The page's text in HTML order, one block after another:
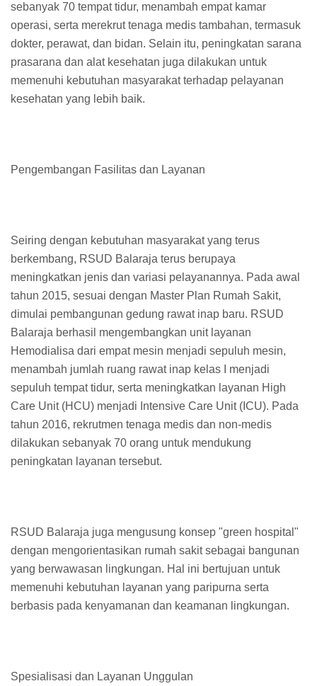
sebanyak 70 tempat tidur, menambah empat kamar
operasi, serta merekrut tenaga medis tambahan, termasuk
dokter, perawat, dan bidan. Selain itu, peningkatan sarana
prasarana dan alat kesehatan juga dilakukan untuk
memenuhi kebutuhan masyarakat terhadap pelayanan
kesehatan yang lebih baik.
Pengembangan Fasilitas dan Layanan
Seiring dengan kebutuhan masyarakat yang terus
berkembang, RSUD Balaraja terus berupaya
meningkatkan jenis dan variasi pelayanannya. Pada awal
tahun 2015, sesuai dengan Master Plan Rumah Sakit,
dimulai pembangunan gedung rawat inap baru. RSUD
Balaraja berhasil mengembangkan unit layanan
Hemodialisa dari empat mesin menjadi sepuluh mesin,
menambah jumlah ruang rawat inap kelas I menjadi
sepuluh tempat tidur, serta meningkatkan layanan High
Care Unit (HCU) menjadi Intensive Care Unit (ICU). Pada
tahun 2016, rekrutmen tenaga medis dan non-medis
dilakukan sebanyak 70 orang untuk mendukung
peningkatan layanan tersebut.
RSUD Balaraja juga mengusung konsep "green hospital"
dengan mengorientasikan rumah sakit sebagai bangunan
yang berwawasan lingkungan. Hal ini bertujuan untuk
memenuhi kebutuhan layanan yang paripurna serta
berbasis pada kenyamanan dan keamanan lingkungan.
Spesialisasi dan Layanan Unggulan